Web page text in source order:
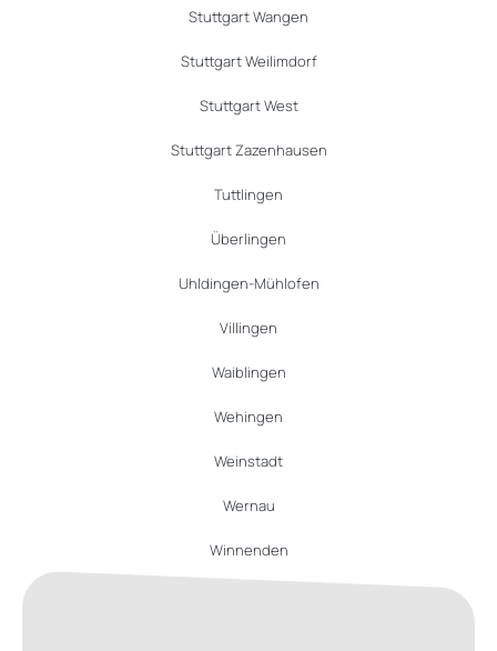
Stuttgart Wangen
Stuttgart Weilimdorf
Stuttgart West
Stuttgart Zazenhausen
Tuttlingen
Überlingen
Uhldingen-Mühlofen
Villingen
Waiblingen
Wehingen
Weinstadt
Wernau
Winnenden